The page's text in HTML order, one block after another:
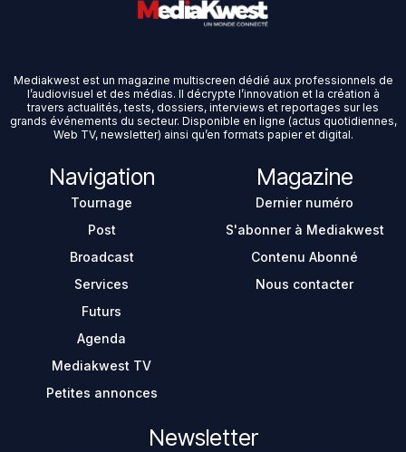
Mediakwest est un magazine multiscreen dédié aux professionnels de
l’audiovisuel et des médias. Il décrypte l’innovation et la création à
travers actualités, tests, dossiers, interviews et reportages sur les
grands événements du secteur. Disponible en ligne (actus quotidiennes,
Web TV, newsletter) ainsi qu’en formats papier et digital.
Navigation
Tournage
Post
Broadcast
Services
Futurs
Agenda
Mediakwest TV
Petites annonces
Magazine
Dernier numéro
S'abonner à Mediakwest
Contenu Abonné
Nous contacter
Newsletter